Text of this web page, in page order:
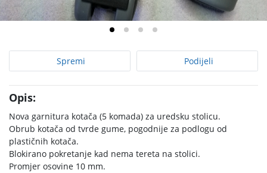
Spremi Podijeli
Opis:
Nova garnitura kotača (5 komada) za uredsku stolicu.
Obrub kotača od tvrde gume, pogodnije za podlogu od
plastičnih kotača.
Blokirano pokretanje kad nema tereta na stolici.
Promjer osovine 10 mm.